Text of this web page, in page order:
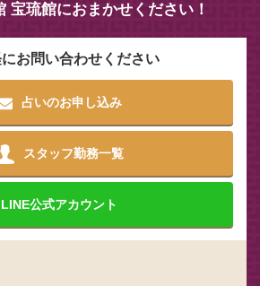
宝琉館におまかせください！
お問い合わせください
占いのお申し込み
スタッフ勤務一覧
LINE公式アカウント